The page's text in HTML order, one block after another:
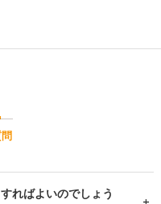
ればよいのでしょう